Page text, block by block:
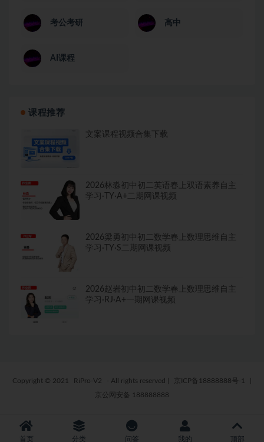
考公考研 高中
AI课程
课程推荐
文案课程视频合集下载
2026林淼初中初二英语春上双语素养自主
学习·TY·A+二期网课视频
2026梁勇初中初二数学春上数理思维自主
学习·TY·S二期网课视频
2026赵岩初中初二数学春上数理思维自主
学习·RJ·A+一期网课视频
Copyright © 2021 RiPro-V2 - All rights reserved 京ICP备18888888号-1
京公网安备 188888888
首页 分类 问答 我的 顶部